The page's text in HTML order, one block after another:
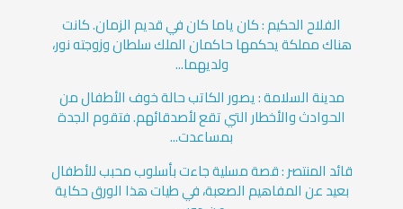
الفلاح الحكيم : كان ياما كان في قديم الزمان. كانت
هناك مملكة يحكمها حاكمان الملك سلطان وزوجته نور،
ولديهما...
مدينة السلامة : يصور ‏الكاتب حالة خوف الأطفال من
الحوادث والأخطار التي تقع لأصدقائهم. ‏فتقوم الجدة
بمساعدت...
قائد المنتصر : قصة مسلية جاءت بأسلوب محبب للأطفال
بعيد عن المفاهيم الصعبة، في طيات هذا الورق حكاية